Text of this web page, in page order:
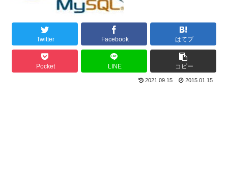
Twitter Facebook はてブ
Pocket LINE コピー
2021.09.15 2015.01.15